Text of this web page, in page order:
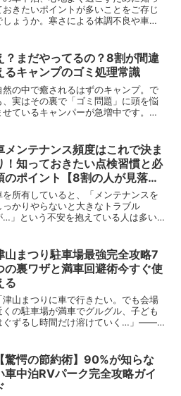
おきたいポイントが多いことをご存じ
しょうか。寒さによる体調不良や車内
。今回は、「車中泊 冬 気を付けるポイ
ト」をテーマに、車中...
？まだやってるの？8割が間違
るキャンプのゴミ処理常識
然の中で癒されるはずのキャンプ。で
、実はその裏で「ゴミ問題」に頭を悩
せているキャンパーが急増中です。
ていませんか？その認識、時代遅れか
しれません。「キャンプ...
メンテナンス頻度はこれで決ま
！知っておきたい点検習慣と必
のポイント【8割の人が見落と
がちな重要項目】
を所有していると、「メンテナンスを
っかりやらないと大きなトラブル
…」という不安を抱えている人は多い
がる危険があります。特に、車のメン
ナンス頻度については、ほと...
山まつり駐車場最強完全攻略7
の裏ワザと満車回避術今すぐ使
る
津山まつりに車で行きたい。でも会場
くの駐車場が満車でグルグル、子ども
ぐずるし時間だけ溶けていく…」——
物語のように解き明かします。津山城
鶴山公園）周辺で行われ...
【驚愕の節約術】90%が知らな
車中泊RVパーク完全攻略ガイ